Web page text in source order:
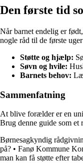
Den første tid
Når barnet endelig er
nogle råd til de første
Støtte og hjælp:
Søvn og hvile:
Barnets behov:
Sammenfatning
At blive forælder er en
Brug denne guide som
Børnesagkyndig
på? • Fanø Kommune
man kan få støtte efter